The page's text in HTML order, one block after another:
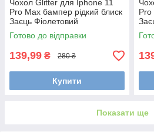
Чохол Glitter для Iphone 11
Pro Max бампер рідкий блиск
Заєць Фіолетовий
Готово до відправки
139,99 ₴ 280 ₴
Купити
Pro
Показати ще